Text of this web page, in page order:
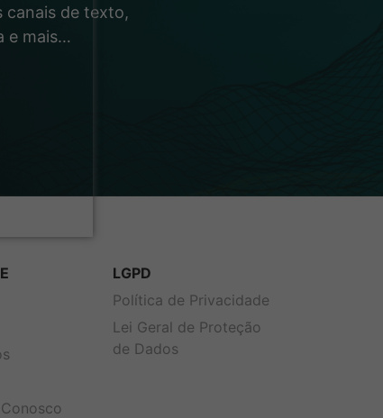
canais de texto,
e mais…
LGPD
Política de Privacidade
Lei Geral de Proteção
de Dados